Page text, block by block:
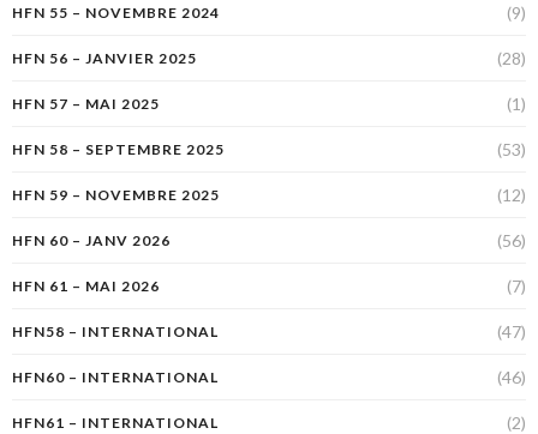
HFN 55 – NOVEMBRE 2024 (9)
HFN 56 – JANVIER 2025 (28)
HFN 57 – MAI 2025 (1)
HFN 58 – SEPTEMBRE 2025 (53)
HFN 59 – NOVEMBRE 2025 (12)
HFN 60 – JANV 2026 (56)
HFN 61 – MAI 2026 (7)
HFN58 – INTERNATIONAL (47)
HFN60 – INTERNATIONAL (46)
HFN61 – INTERNATIONAL (2)